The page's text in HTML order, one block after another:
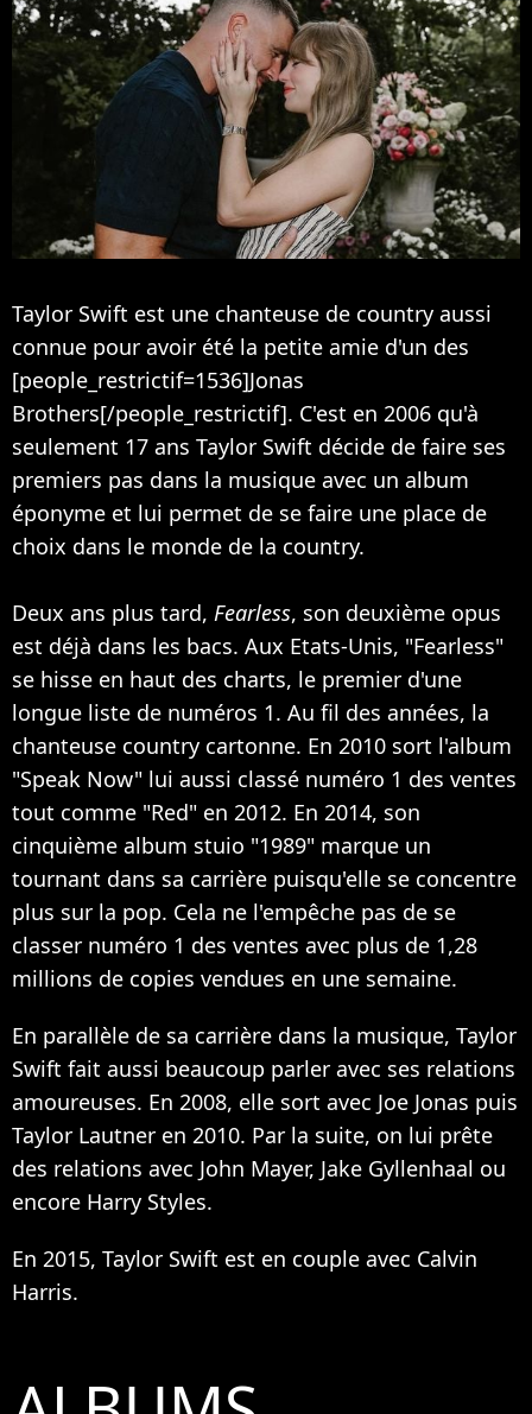
Taylor Swift est une chanteuse de country aussi
connue pour avoir été la petite amie d'un des
[people_restrictif=1536]Jonas
Brothers[/people_restrictif]. C'est en 2006 qu'à
seulement 17 ans Taylor Swift décide de faire ses
premiers pas dans la musique avec un album
éponyme et lui permet de se faire une place de
choix dans le monde de la country.
Deux ans plus tard, Fearless, son deuxième opus
est déjà dans les bacs. Aux Etats-Unis, "Fearless"
se hisse en haut des charts, le premier d'une
longue liste de numéros 1. Au fil des années, la
chanteuse country cartonne. En 2010 sort l'album
"Speak Now" lui aussi classé numéro 1 des ventes
tout comme "Red" en 2012. En 2014, son
cinquième album stuio "1989" marque un
tournant dans sa carrière puisqu'elle se concentre
plus sur la pop. Cela ne l'empêche pas de se
classer numéro 1 des ventes avec plus de 1,28
millions de copies vendues en une semaine.
En parallèle de sa carrière dans la musique, Taylor
Swift fait aussi beaucoup parler avec ses relations
amoureuses. En 2008, elle sort avec Joe Jonas puis
Taylor Lautner en 2010. Par la suite, on lui prête
des relations avec John Mayer, Jake Gyllenhaal ou
encore Harry Styles.
En 2015, Taylor Swift est en couple avec Calvin
Harris.